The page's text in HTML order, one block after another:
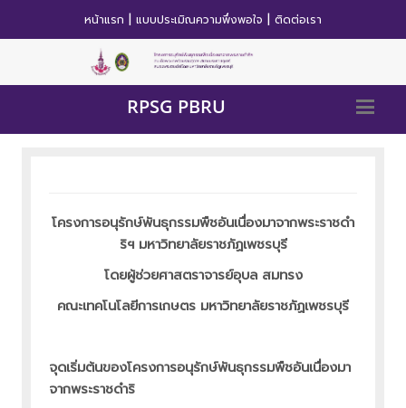
หน้าแรก | แบบประเมิณความพึ่งพอใจ | ติดต่อเรา
RPSG PBRU
โครงการอนุรักษ์พันธุกรรมพืชอันเนื่องมาจากพระราชดำ
ริฯ มหาวิทยาลัยราชภัฏเพชรบุรี
โดยผู้ช่วยศาสตราจารย์อุบล สมทรง
คณะเทคโนโลยีการเกษตร มหาวิทยาลัยราชภัฏเพชรบุรี
จุดเริ่มต้นของโครงการอนุรักษ์พันธุกรรมพืชอันเนื่องมา
จากพระราชดำริ